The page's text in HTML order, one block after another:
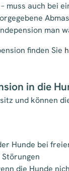
muss auch bei
man
finden Sie
in die
und können
Hunde bei
die Hunde